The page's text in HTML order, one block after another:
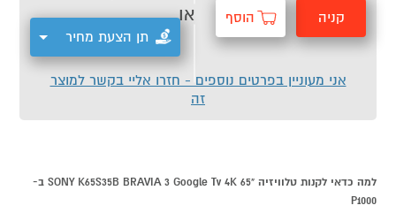
קניה הוסף
תן הצעת מחיר
או
אני מעוניין בפרטים נוספים - חזרו אליי בקשר למוצר
זה
למה כדאי לקנות טלוויזיה "65 SONY K65S35B BRAVIA 3 Google Tv 4K ב-
P1000